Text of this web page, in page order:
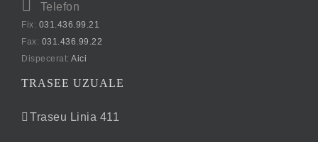
Telefon
Fix: 031.436.99.21
Fax: 031.436.99.22
Dispecerat: Aici
TRASEE UZUALE
Traseu Linia 411